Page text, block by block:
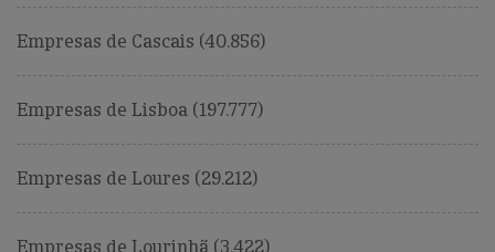
Empresas de Cascais (40.856)
Empresas de Lisboa (197.777)
Empresas de Loures (29.212)
Empresas de Lourinhã (3.422)